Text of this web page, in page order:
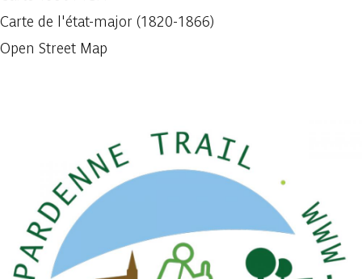
Carte de l'état-major (1820-1866)
Open Street Map